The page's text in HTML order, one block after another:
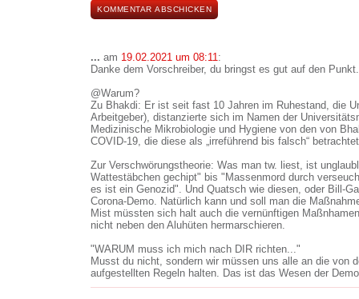
... am 19.02.2021 um 08:11:
Danke dem Vorschreiber, du bringst es gut auf den Punkt.
@Warum?
Zu Bhakdi: Er ist seit fast 10 Jahren im Ruhestand, die
Arbeitgeber), distanzierte sich im Namen der
Medizinische Mikrobiologie und Hygiene von den von
COVID-19, die diese als „irreführend bis falsch“
Zur Verschwörungstheorie: Was man tw. liest, ist
Wattestäbchen gechipt" bis "Massenmord durch
es ist ein Genozid". Und Quatsch wie diesen, oder Bill-
Corona-Demo. Natürlich kann und soll man die
Mist müssten sich halt auch die vernünftigen
nicht neben den Aluhüten hermarschieren.
"WARUM muss ich mich nach DIR richten..."
Musst du nicht, sondern wir müssen uns alle an die von
aufgestellten Regeln halten. Das ist das Wesen der